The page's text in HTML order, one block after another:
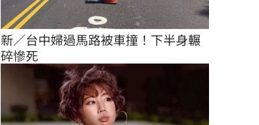
新／台中婦過馬路被車撞！下半身輾
碎慘死